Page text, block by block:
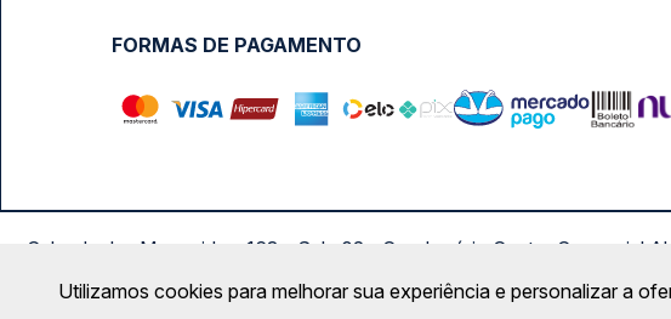
FORMAS DE PAGAMENTO
Calçada das Margaridas, 163 - Sala 02 - Condomínio Centro Comercial
Utilizamos cookies para melhorar sua experiência e personalizar a